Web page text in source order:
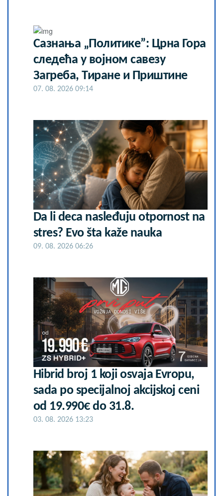
Сазнања „Политике”: Црна Гора
следећа у војном савезу
Загреба, Тиране и Приштине
07. 08. 2026 09:14
Da li deca nasleđuju otpornost na
stres? Evo šta kaže nauka
09. 08. 2026 06:26
Hibrid broj 1 koji osvaja Evropu,
sada po specijalnoj akcijskoj ceni
od 19.990€ do 31.8.
03. 08. 2026 13:23